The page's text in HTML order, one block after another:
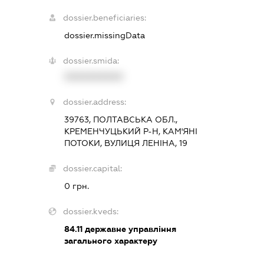
dossier.beneficiaries:
dossier.missingData
dossier.smida:
dossier.address:
39763, ПОЛТАВСЬКА ОБЛ.,
КРЕМЕНЧУЦЬКИЙ Р-Н, КАМ'ЯНІ
ПОТОКИ, ВУЛИЦЯ ЛЕНІНА, 19
dossier.capital:
0 грн.
dossier.kveds:
84.11державне управління
загального характеру